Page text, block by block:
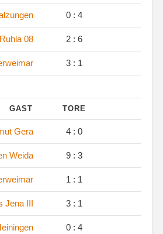
0 : 4
08 2 : 6
3 : 1
GAST TORE
Gera 4 : 0
Weida 9 : 3
1 : 1
Jena III 3 : 1
0 : 4